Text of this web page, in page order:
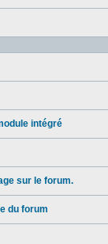
intégré
sur le forum.
du forum